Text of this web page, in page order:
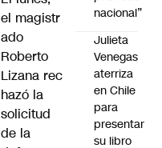
el magistr
ado
Roberto
Lizana rec
hazó la
solicitud
de la
nacional”
Julieta
Venegas
aterriza
en Chile
para
presentar
su libro